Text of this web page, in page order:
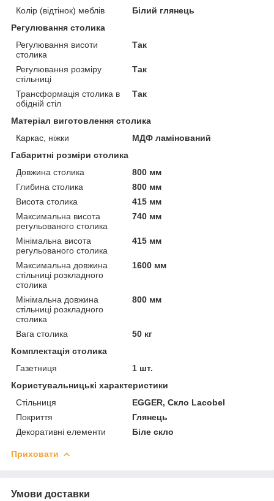
Колір (відтінок) меблів
Білий глянець
Регулювання столика
Регулювання висоти
столика
Так
Регулювання розміру
стільниці
Так
Трансформація столика в
обідній стіл
Так
Матеріал виготовлення столика
Каркас, ніжки
МДФ ламінований
Габаритні розміри столика
Довжина столика
800 мм
Глибина столика
800 мм
Висота столика
415 мм
Максимальна висота
регульованого столика
740 мм
Мінімальна висота
регульованого столика
415 мм
Максимальна довжина
стільниці розкладного
столика
1600 мм
Мінімальна довжина
стільниці розкладного
столика
800 мм
Вага столика
50 кг
Комплектація столика
Газетниця
1 шт.
Користувальницькі характеристики
Стільниця
EGGER, Скло Lacobel
Покриття
Глянець
Декоративні елементи
Біле скло
Приховати
Умови доставки